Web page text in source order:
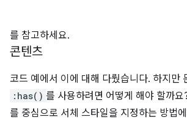
를 참고하세요.
콘텐츠
코드 예에서 이에 대해 다뤘습니다. 하지만
:has() 를 사용하려면 어떻게 해야 할까요
를 중심으로 서체 스타일을 지정하는 방법